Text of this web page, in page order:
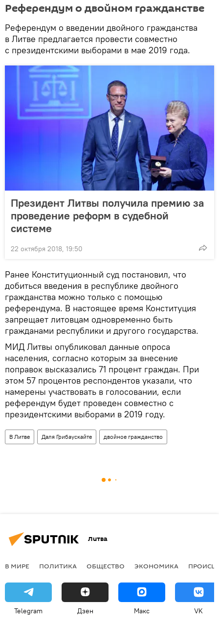
Референдум о двойном гражданстве
Референдум о введении двойного гражданства
в Литве предлагается провести совместно
с президентскими выборами в мае 2019 года.
Президент Литвы получила премию за
проведение реформ в судебной
системе
22 октября 2018, 19:50
Ранее Конституционный суд постановил, что
добиться введения в республике двойного
гражданства можно только с помощью
референдума. В настоящее время Конституция
запрещает литовцам одновременно быть
гражданами республики и другого государства.
МИД Литвы опубликовал данные опроса
населения, согласно которым за внесение
поправок высказались 71 процент граждан. При
этом 57 процентов респондентов указали, что
намерены участвовать в голосовании, если
референдум будет проведен совместно с
президентскими выборами в 2019 году.
В Литве Даля Грибаускайте двойное гражданство
Литва
В МИРЕ ПОЛИТИКА ОБЩЕСТВО ЭКОНОМИКА
Telegram Дзен Макс VK